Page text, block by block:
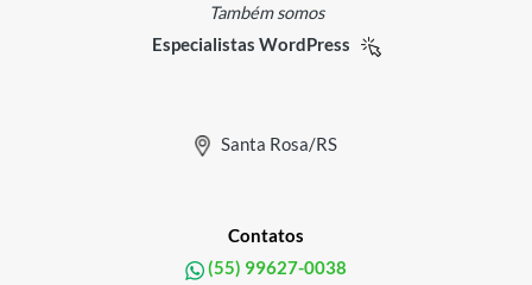
Também somos
Especialistas WordPress
Santa Rosa/RS
Contatos
(55) 99627-0038